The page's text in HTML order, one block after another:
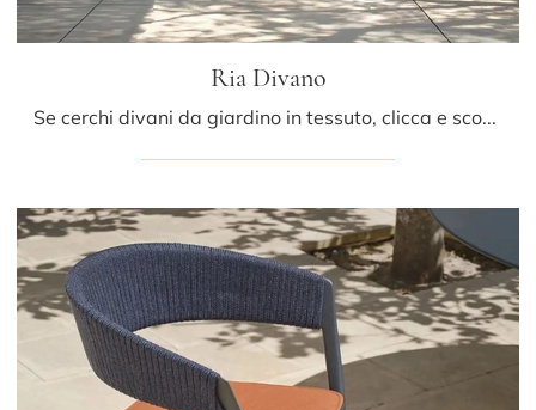
Ria Divano
Se cerchi divani da giardino in tessuto, clicca e scopri di più sul modello Ria Divano dell'azienda Fast.